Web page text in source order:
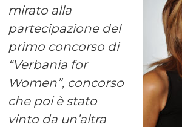
mirato alla
partecipazione del
primo concorso di
“Verbania for
Women”, concorso
che poi è stato
vinto da un’altra